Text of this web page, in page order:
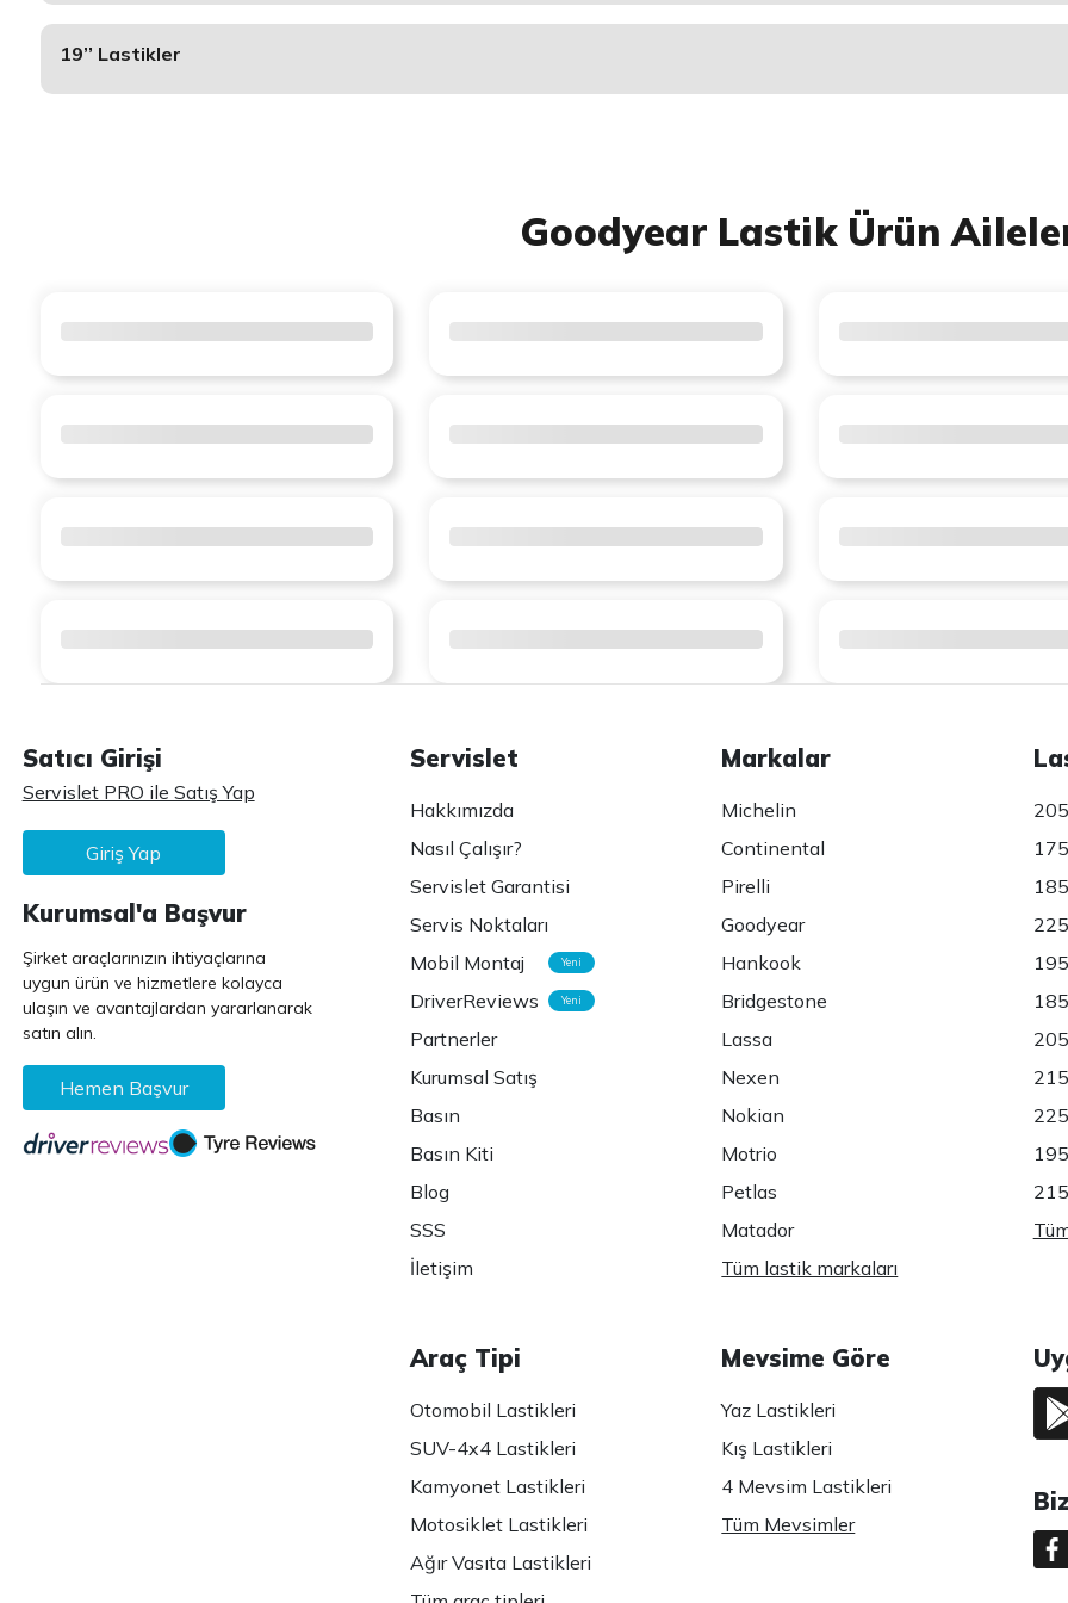
19’’ Lastikler
Goodyear Lastik Ürün
Satıcı Girişi
Servislet PRO ile Satış Yap
Giriş Yap
Kurumsal'a Başvur
Şirket araçlarınızın ihtiyaçlarına
uygun ürün ve hizmetlere kolayca
ulaşın ve avantajlardan yararlanarak
satın alın.
Hemen Başvur
Servislet
Hakkımızda
Nasıl Çalışır?
Servislet Garantisi
Servis Noktaları
Mobil Montaj
Yeni
DriverReviews Yeni
Partnerler
Kurumsal Satış
Basın
Basın Kiti
Blog
SSS
İletişim
Markalar
Michelin
Continental
Pirelli
Goodyear
Hankook
Bridgestone
Lassa
Nexen
Nokian
Motrio
Petlas
Matador
Tüm lastik markaları
Araç Tipi
Otomobil Lastikleri
SUV-4x4 Lastikleri
Kamyonet Lastikleri
Motosiklet Lastikleri
Ağır Vasıta Lastikleri
Mevsime Göre
Yaz Lastikleri
Kış Lastikleri
4 Mevsim Lastikleri
Tüm Mevsimler